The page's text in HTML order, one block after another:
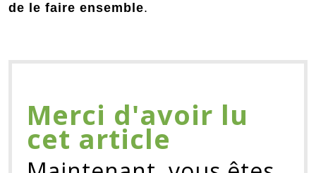
de le faire ensemble.
Merci d'avoir lu
cet article